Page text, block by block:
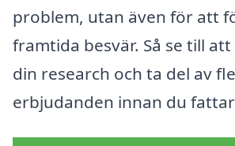
problem, utan även för att
framtida besvär. Så se till
din research och ta del av
erbjudanden innan du